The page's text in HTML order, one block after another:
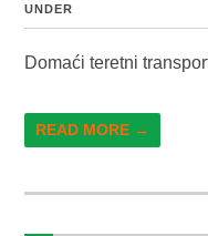
UNDER
Domaći teretni
READ MORE →